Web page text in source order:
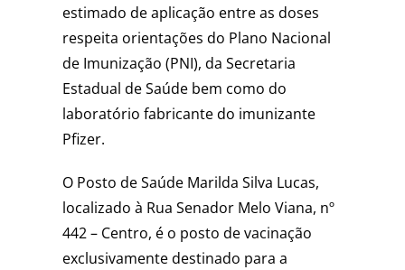
estimado de aplicação entre as doses
respeita orientações do Plano Nacional
de Imunização (PNI), da Secretaria
Estadual de Saúde bem como do
laboratório fabricante do imunizante
Pfizer.
O Posto de Saúde Marilda Silva Lucas,
localizado à Rua Senador Melo Viana, nº
442 – Centro, é o posto de vacinação
exclusivamente destinado para a